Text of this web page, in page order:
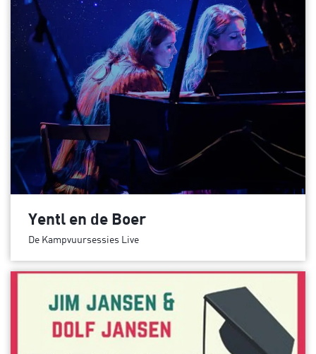
Yentl en de Boer
De Kampvuursessies Live